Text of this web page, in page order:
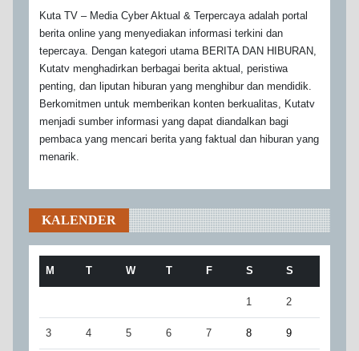
Kuta TV – Media Cyber Aktual & Terpercaya adalah portal
berita online yang menyediakan informasi terkini dan
tepercaya. Dengan kategori utama BERITA DAN HIBURAN,
Kutatv menghadirkan berbagai berita aktual, peristiwa
penting, dan liputan hiburan yang menghibur dan mendidik.
Berkomitmen untuk memberikan konten berkualitas, Kutatv
menjadi sumber informasi yang dapat diandalkan bagi
pembaca yang mencari berita yang faktual dan hiburan yang
menarik.
KALENDER
M T W T F S S
1 2
3 4 5 6 7 8 9